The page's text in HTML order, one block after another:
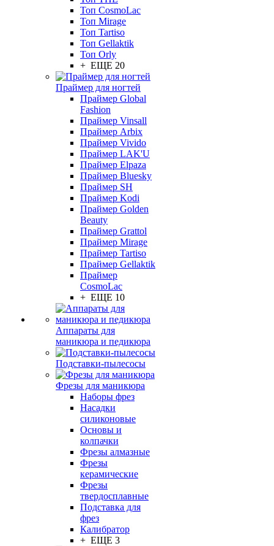
Топ CosmoLac
Топ Mirage
Топ Tartiso
Топ Gellaktik
Топ Orly
+ ЕЩЕ 20
Праймер для ногтей
Праймер Global
Fashion
Праймер Vinsall
Праймер Arbix
Праймер Vivido
Праймер LAK'U
Праймер Elpaza
Праймер Bluesky
Праймер SH
Праймер Kodi
Праймер Golden
Beauty
Праймер Grattol
Праймер Mirage
Праймер Tartiso
Праймер Gellaktik
Праймер
CosmoLac
+ ЕЩЕ 10
Аппараты для
маникюра и педикюра
Подставки-пылесосы
Фрезы для маникюра
Наборы фрез
Насадки
силиконовые
Основы и
колпачки
Фрезы алмазные
Фрезы
керамические
Фрезы
твердосплавные
Подставка для
фрез
Калибратор
+ ЕЩЕ 3